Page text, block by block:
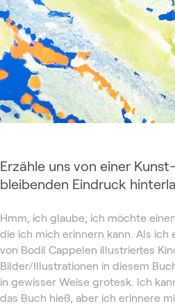
Erzähle uns von einer
bleibenden Eindruck
Hmm, ich glaube, ich möchte
die ich mich erinnern kann. Als ich
von Bodil Cappelen illustriertes
Bilder/Illustrationen in diesem
in gewisser Weise grotesk. Ich
das Buch hieß, aber ich erinnere